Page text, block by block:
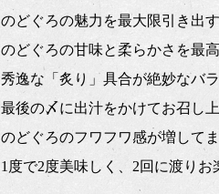
のどぐろの魅力を最大限引き出
のどぐろの甘味と柔らかさを最
秀逸な「炙り」具合が絶妙なバ
最後の〆に出汁をかけてお召し
のどぐろのフワフワ感が増して
1度で2度美味しく、2回に渡りお